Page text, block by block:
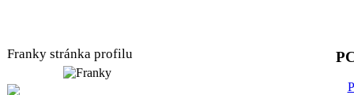
Franky stránka profilu